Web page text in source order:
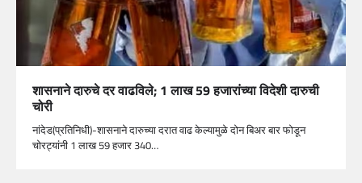
शासनाने दारुचे दर वाढविले; 1 लाख 59 हजारांच्या विदेशी दारुची
चोरी
नांदेड(प्रतिनिधी)-शासनाने दारुच्या दरात वाढ केल्यामुळे दोन बिअर बार फोडून
चोरट्यांनी 1 लाख 59 हजार 340…